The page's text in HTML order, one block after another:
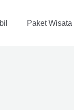
Paket Wisata